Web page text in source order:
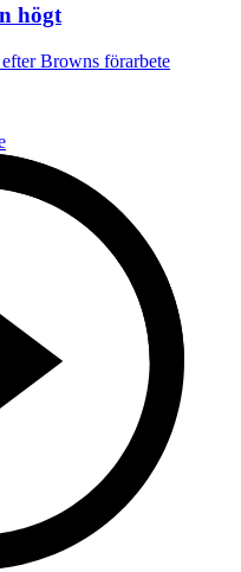
högt
Browns förarbete